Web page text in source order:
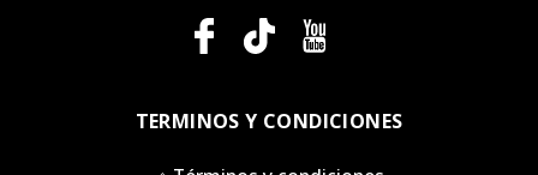
TERMINOS Y CONDICIONES